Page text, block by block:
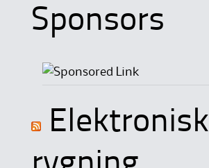
Sponsors
Elektronisk